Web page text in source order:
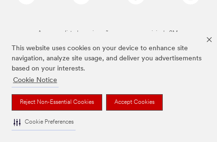
This website uses cookies on your device to enhance site
navigation, analyze site usage, and deliver you advertisements
based on your interests.
Cookie Notice
Reject Non-Essential Cookies Accept Cookies
Cookie Preferences
As marcas listadas a cima são marcas comerciais da 3M.